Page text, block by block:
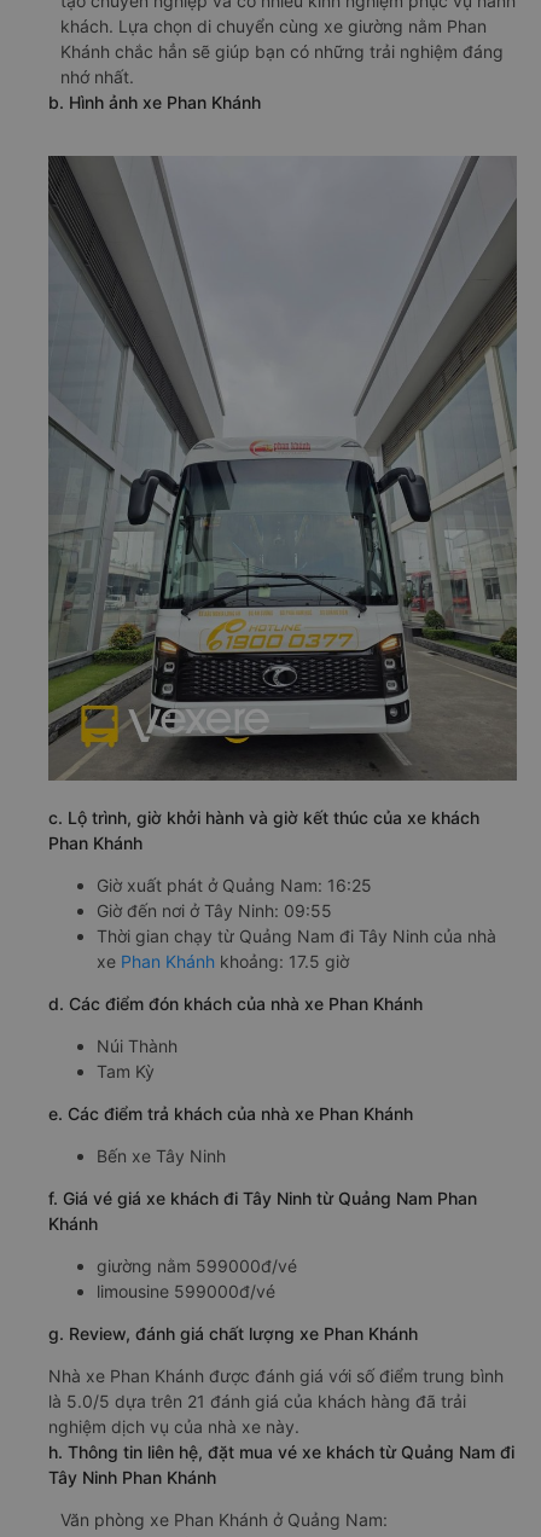
khách. Lựa chọn di chuyển cùng xe giường nằm Phan
Khánh chắc hẳn sẽ giúp bạn có những trải nghiệm đáng
nhớ nhất.
b. Hình ảnh xe Phan Khánh
c. Lộ trình, giờ khởi hành và giờ kết thúc của xe khách
Phan Khánh
Giờ xuất phát ở Quảng Nam: 16:25
Giờ đến nơi ở Tây Ninh: 09:55
Thời gian chạy từ Quảng Nam đi Tây Ninh của nhà
xe Phan Khánh khoảng: 17.5 giờ
d. Các điểm đón khách của nhà xe Phan Khánh
Núi Thành
Tam Kỳ
e. Các điểm trả khách của nhà xe Phan Khánh
Bến xe Tây Ninh
f. Giá vé giá xe khách đi Tây Ninh từ Quảng Nam Phan
Khánh
giường nằm 599000đ/vé
limousine 599000đ/vé
g. Review, đánh giá chất lượng xe Phan Khánh
Nhà xe Phan Khánh được đánh giá với số điểm trung bình
là 5.0/5 dựa trên 21 đánh giá của khách hàng đã trải
nghiệm dịch vụ của nhà xe này.
h. Thông tin liên hệ, đặt mua vé xe khách từ Quảng Nam đi
Tây Ninh Phan Khánh
Văn phòng xe Phan Khánh ở Quảng Nam: